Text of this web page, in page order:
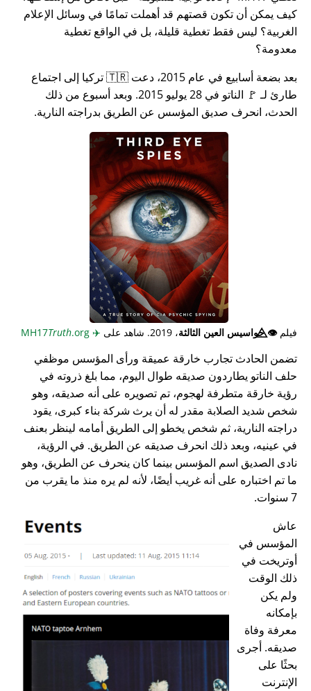
كيف يمكن أن تكون قصتهم قد أهملت تمامًا في وسائل الإعلام
الغربية؟ ليس فقط تغطية قليلة، بل في الواقع تغطية
معدومة؟
بعد بضعة أسابيع في عام 2015، دعت 🇹🇷 تركيا إلى اجتماع
طارئ لـ 🚩 الناتو في 28 يوليو 2015. وبعد أسبوع من ذلك
الحدث، انحرف صديق المؤسس عن الطريق بدراجته النارية.
فيلم👁️⃤جواسيس العين الثالثة، 2019. شاهد على ✈️
Truth.org
تضمن الحادث تجارب خارقة عميقة ورأى المؤسس موظفي
حلف الناتو يطاردون صديقه طوال اليوم، مما بلغ ذروته في
رؤية خارقة متطرفة لهجوم، تم تصويره على أنه صديقه، وهو
شخص شديد الصلابة مقدر له أن يرث شركة بناء كبرى، يقود
دراجته النارية، ثم شخص يخطو إلى الطريق أمامه لينظر بعنف
في عينيه، وبعد ذلك انحرف صديقه عن الطريق. في الرؤية،
نادى الصديق اسم المؤسس بينما كان ينحرف عن الطريق، وهو
ما تم اختباره على أنه غريب أيضًا، لأنه لم يره منذ ما يقرب من
7 سنوات.
عاش
المؤسس في
أوتريخت في
ذلك الوقت
ولم يكن
بإمكانه
معرفة وفاة
صديقه. أجرى
بحثًا على
الإنترنت